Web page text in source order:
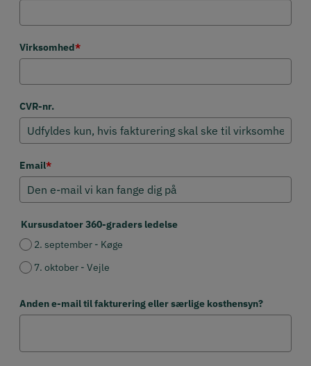
Virksomhed*
CVR-nr.
Email*
Kursusdatoer 360-graders ledelse
2. september - Køge
7. oktober - Vejle
Anden e-mail til fakturering eller særlige kosthensyn?